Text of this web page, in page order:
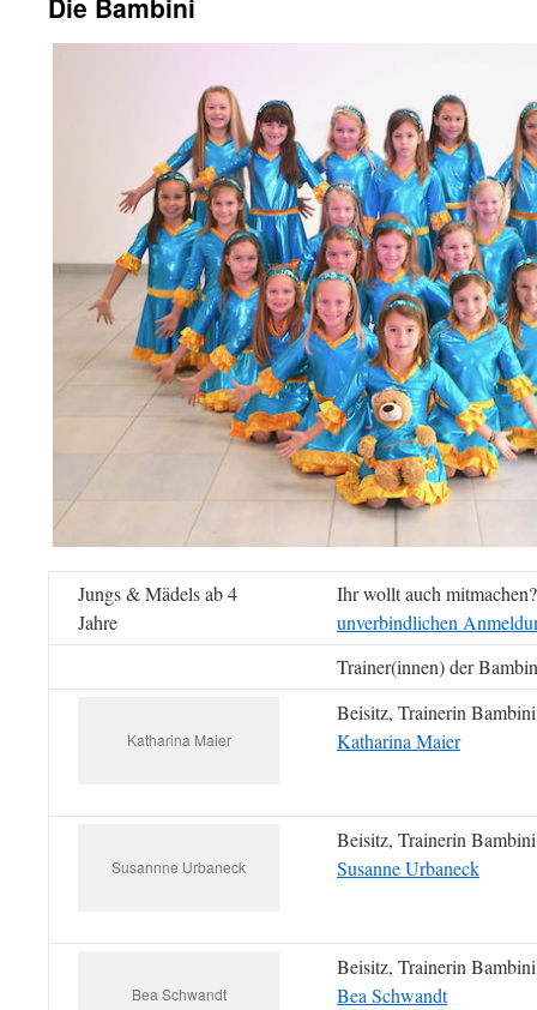
Die Bambini
Jungs & Mädels ab 4
Jahre
Ihr wollt auch
unverbindlichen
Trainer(innen) der
Katharina Maier
Beisitz, Trainerin Bambini
Katharina Maier
Susannne Urbaneck
Beisitz, Trainerin Bambini
Susanne Urbaneck
Bea Schwandt
Beisitz, Trainerin Bambini
Bea Schwandt